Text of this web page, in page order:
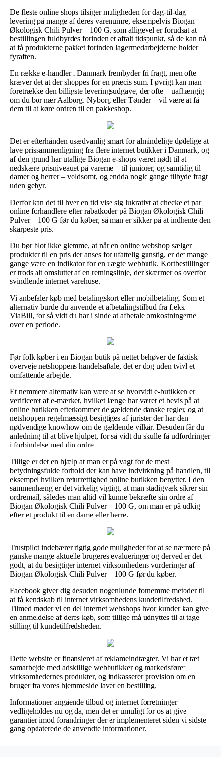
De fleste online shops tilsiger muligheden for dag-til-dag
levering på mange af deres varenumre, eksempelvis Biogan
Økologisk Chili Pulver – 100 G, som alligevel er forudsat at
bestillingen fuldbyrdes forinden et aftalt tidspunkt, så de kan nå
at få produkterne pakket forinden lagermedarbejderne holder
fyraften.
En række e-handler i Danmark frembyder fri fragt, men ofte
kræver det at der shoppes for en præcis sum. I øvrigt kan man
foretrække den billigste leveringsudgave, der ofte – uafhængig
om du bor nær Aalborg, Nyborg eller Tønder – vil være at få
dem til at køre ordren til en pakkeshop.
Det er efterhånden usædvanlig smart for almindelige dødelige at
lave prissammenligning fra flere internet butikker i Danmark, og
af den grund har utallige Biogan e-shops været nødt til at
nedskære prisniveauet på varerne – til juniorer, og samtidig til
damer og herrer – voldsomt, og endda nogle gange tilbyde fragt
uden gebyr.
Derfor kan det til hver en tid vise sig lukrativt at checke et par
online forhandlere efter rabatkoder på Biogan Økologisk Chili
Pulver – 100 G før du køber, så man er sikker på at indhente den
skarpeste pris.
Du bør blot ikke glemme, at når en online webshop sælger
produkter til en pris der anses for ufattelig gunstig, er det mange
gange være en indikator for en uægte webbutik. Kortbestillinger
er trods alt omsluttet af en retningslinje, der skærmer os overfor
svindlende internet varehuse.
Vi anbefaler køb med betalingskort eller mobilbetaling. Som et
alternativ burde du anvende et afbetalingstilbud fra f.eks.
ViaBill, for så vidt du har i sinde at afbetale omkostningerne
over en periode.
Før folk køber i en Biogan butik på nettet behøver de faktisk
overveje netshoppens handelsaftale, det er dog uden tvivl et
omfattende arbejde.
Et nemmere alternativ kan være at se hvorvidt e-butikken er
verificeret af e-mærket, hvilket længe har været et bevis på at
online butikken efterkommer de gældende danske regler, og at
netshoppen regelmæssigt besigtiges af jurister der har den
nødvendige knowhow om de gældende vilkår. Desuden får du
anledning til at blive hjulpet, for så vidt du skulle få udfordringer
i forbindelse med din ordre.
Tillige er det en hjælp at man er på vagt for de mest
betydningsfulde forhold der kan have indvirkning på handlen, til
eksempel hvilken returrettighed online butikken benytter. I den
sammenhæng er det virkelig vigtigt, at man stadigvæk sikrer sin
ordremail, således man altid vil kunne bekræfte sin ordre af
Biogan Økologisk Chili Pulver – 100 G, om man er på udkig
efter et produkt til en dame eller herre.
Trustpilot indebærer rigtig gode muligheder for at se nærmere på
ganske mange aktuelle brugeres evalueringer og derved er det
godt, at du besigtiger internet virksomhedens vurderinger af
Biogan Økologisk Chili Pulver – 100 G før du køber.
Facebook giver dig desuden nogenlunde fornemme metoder til
at få kendskab til internet virksomhedens kundetilfredshed.
Tilmed møder vi en del internet webshops hvor kunder kan give
en anmeldelse af deres køb, som tillige må udnyttes til at tage
stilling til kundetilfredsheden.
Dette website er finansieret af reklameindtægter. Vi har et tæt
samarbejde med adskillige webbutikker og markedsfører
virksomhedernes produkter, og indkasserer provision om en
bruger fra vores hjemmeside laver en bestilling.
Informationer angående tilbud og internet forretninger
vedligeholdes nu og da, men det er umuligt for os at give
garantier imod forandringer der er implementeret siden vi sidste
gang opdaterede de anvendte informationer.